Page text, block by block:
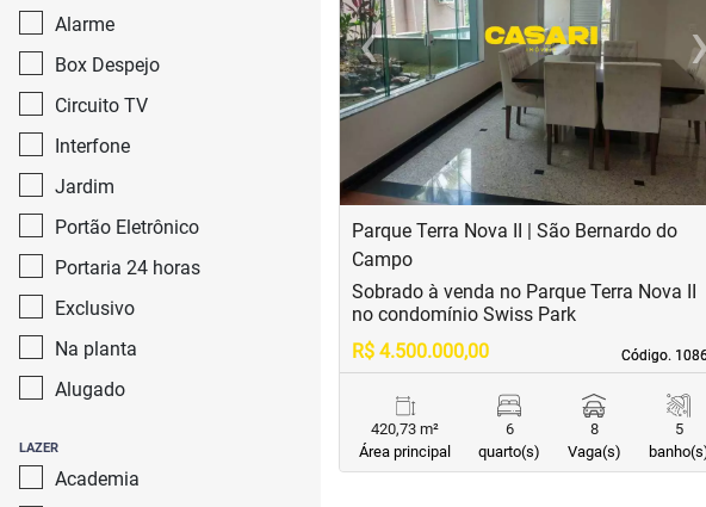
Alarme
Box Despejo
Circuito TV
Interfone
Jardim
Portão Eletrônico
Portaria 24 horas
Exclusivo
Na planta
Alugado
LAZER
Academia
‹Previous
Parque Terra Nova II | São Bernardo do
Campo
Código.
Código.
Sobrado à venda no Parque Terra Nova II
no condomínio Swiss Park
R$ 4.500.000,00
420,73 m²
Área principal
6
quarto(s)
8
Vaga(s)
5